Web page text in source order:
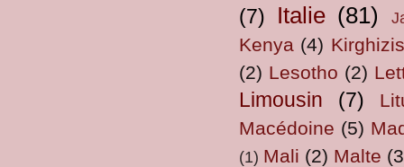
(7) Italie (81)
Kenya (4)
(2) Lesotho (2)
Limousin (7)
Macédoine (5)
(1) Mali (2) Malte